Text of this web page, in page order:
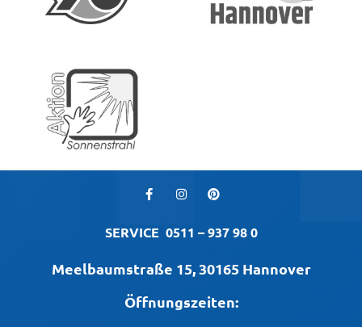
SERVICE 0511 – 937 98 0
Meelbaumstraße 15, 30165 Hannover
Öffnungszeiten: